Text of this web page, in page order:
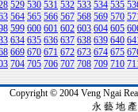
529 530 531 532 533 534 535
564 565 566 567 568 569 570
599 600 601 602 603 604 605
634 635 636 637 638 639 640
669 670 671 672 673 674 675
704 705 706 707 708 709 710
Copyright © 2004 Veng Ngai
永 藝 地